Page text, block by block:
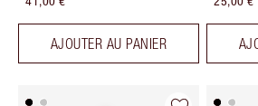
AJOUTER AU PANIER